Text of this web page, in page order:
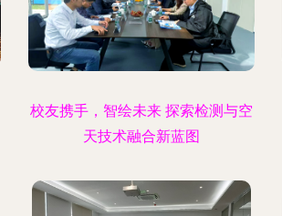
校友携手，智绘未来 探索检测与空
天技术融合新蓝图